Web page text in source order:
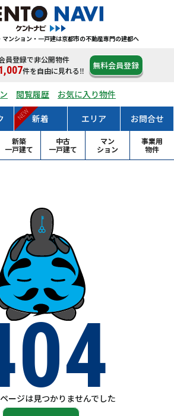
マンション・一戸建は京都市の不動産専門の建都へ
員登録で非公開物件
件を自由に見れる‼ 無料会員登録
閲覧履歴 お気に入り物件
新着
NEW エリア お問合せ
新築
一戸建て
中古
一戸建て
マン
ション
事業用
物件
ージは見つかりませんでした